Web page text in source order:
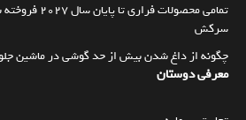
تمامی محصولات
سرکش
چگونه از داغ شدن بیش از حد گوشی در ماشین
معرفی دوستان